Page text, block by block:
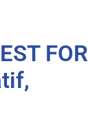
FOR